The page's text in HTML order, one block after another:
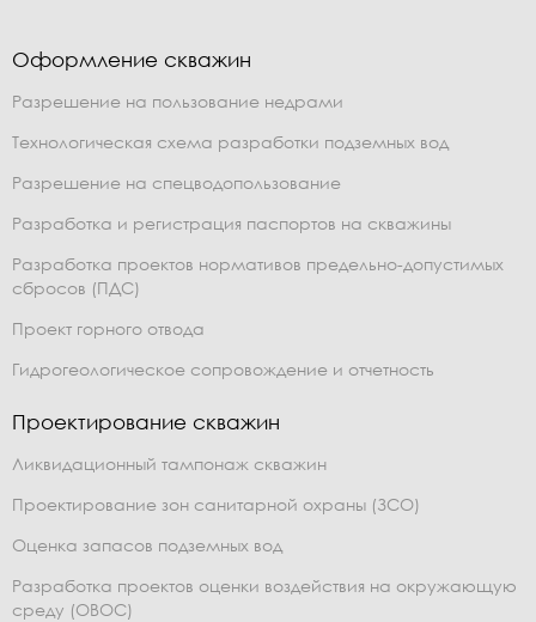
Оформление скважин
Разрешение на пользование недрами
Технологическая схема разработки подземных вод
Разрешение на спецводопользование
Разработка и регистрация паспортов на скважины
Разработка проектов нормативов предельно-допустимых
сбросов (ПДС)
Проект горного отвода
Гидрогеологическое сопровождение и отчетность
Проектирование скважин
Ликвидационный тампонаж скважин
Проектирование зон санитарной охраны (ЗСО)
Оценка запасов подземных вод
Разработка проектов оценки воздействия на окружающую
среду (ОВОС)